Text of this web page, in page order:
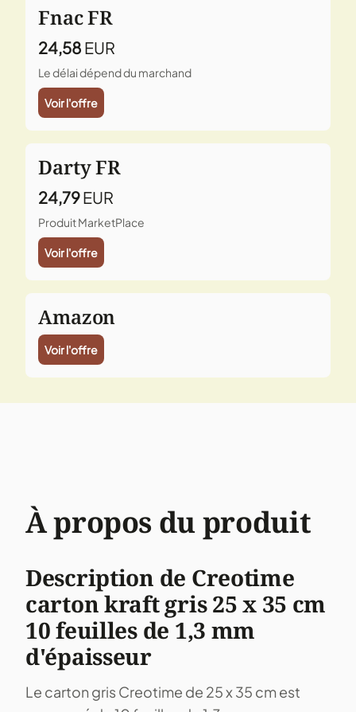
Fnac FR
24,58 EUR
Le délai dépend du marchand
Voir l'offre
Darty FR
24,79EUR
Produit MarketPlace
Voir l'offre
Amazon
Voir l'offre
À propos du produit
Description de Creotime
carton kraft gris 25 x 35 cm
10 feuilles de 1,3 mm
d'épaisseur
Le carton gris Creotime de 25 x 35 cm est